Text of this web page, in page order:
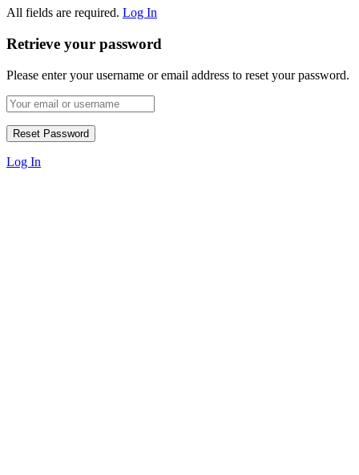
All fields are required. Log In
Retrieve your password
Please enter your username or email address to reset your password.
Log In